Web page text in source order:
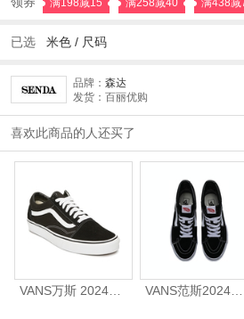
满198减15 满258减40 满438减
已选 米色 / 尺码
品牌： 森达
发货：百丽优购
喜欢此商品的人还买了
VANS万斯 2024年新款中性OldSkool帆布鞋/硫化鞋VN000D3HY28（延续款） VANS范斯2024中性SK8-HiCL帆布鞋/硫化鞋VN000D5IB8C